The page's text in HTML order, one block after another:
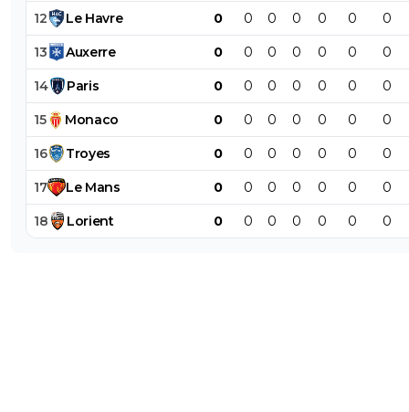
12 Le Havre 0 0 0 0 0 0 0
13 Auxerre 0 0 0 0 0 0 0
14 Paris 0 0 0 0 0 0 0
15 Monaco 0 0 0 0 0 0 0
16 Troyes 0 0 0 0 0 0 0
17 Le Mans 0 0 0 0 0 0 0
18 Lorient 0 0 0 0 0 0 0